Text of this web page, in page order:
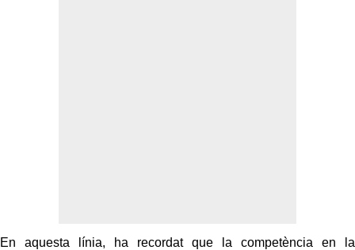
En aquesta línia, ha recordat que la competència en la